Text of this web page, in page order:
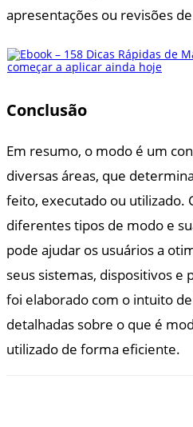
apresentações ou revisões
Conclusão
Em resumo, o modo é um
diversas áreas, que
feito, executado ou utilizado.
diferentes tipos de modo e
pode ajudar os usuários a
seus sistemas, dispositivos e
foi elaborado com o intuito
detalhadas sobre o que é
utilizado de forma eficiente.